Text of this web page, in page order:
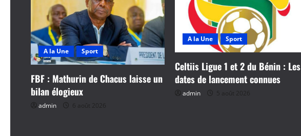
o
n
d
’
A la Une Sport
FBF : Mathurin de Chacus laisse un
bilan élogieux
admin 6 août 2026
A la Une Sport
Celtiis Ligue 1 et 2 du Bénin : Les
dates de lancement connues
admin 5 août 2026